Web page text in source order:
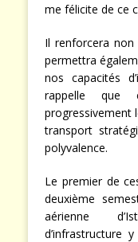
me félicite de ce
Il renforcera non
permettra
nos capacités
rappelle que
progressivement
transport
polyvalence.
Le premier de
deuxième
aérienne
d’infrastructure